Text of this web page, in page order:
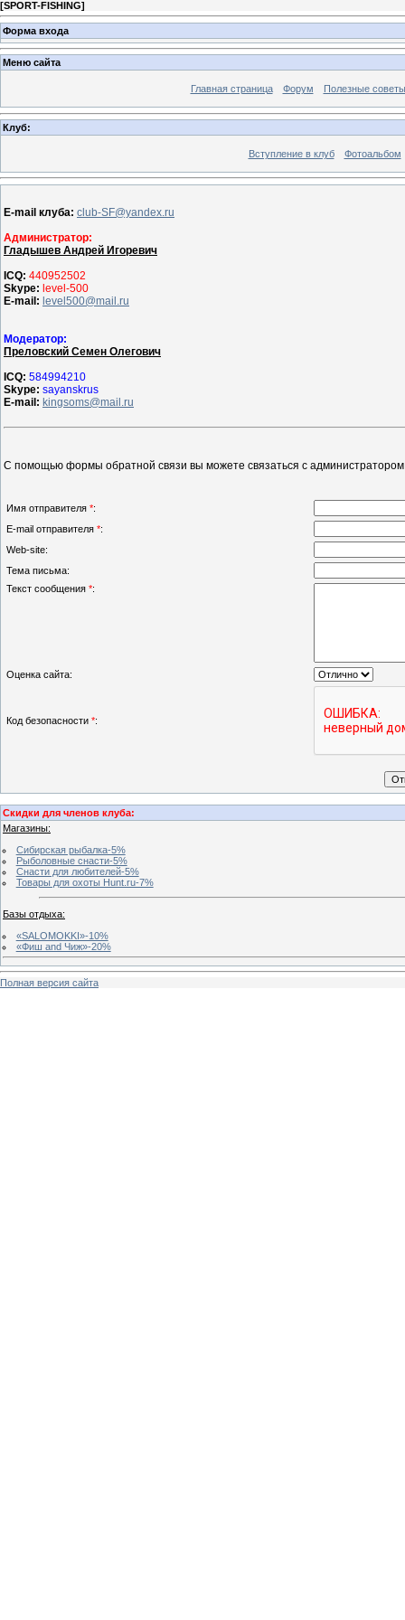
[SPORT-FISHING]
Форма входа
Меню сайта
Главная страница Форум Полезные советы
Клуб:
Вступление в клуб Фотоальбом
E-mail клуба: club-SF@yandex.ru
Администратор:
Гладышев Андрей Игоревич
ICQ: 440952502
Skype: level-500
E-mail: level500@mail.ru
Модератор:
Преловский Семен Олегович
ICQ: 584994210
Skype: sayanskrus
E-mail: kingsoms@mail.ru
С помощью формы обратной связи вы можете связаться с администратором
Имя отправителя *:
E-mail отправителя *:
Web-site:
Тема письма:
Текст сообщения *:
Оценка сайта:
Код безопасности *:
Скидки для членов клуба:
Магазины:
Сибирская рыбалка-5%
Рыболовные снасти-5%
Снасти для любителей-5%
Товары для охоты Hunt.ru-7%
Базы отдыха:
«SALOMOKKI»-10%
«Фиш and Чиж»-20%
Полная версия сайта